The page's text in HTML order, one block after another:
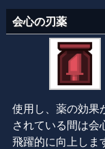
会心の刃薬
使用し、薬の効果
されている間は会
飛躍的に向上しま